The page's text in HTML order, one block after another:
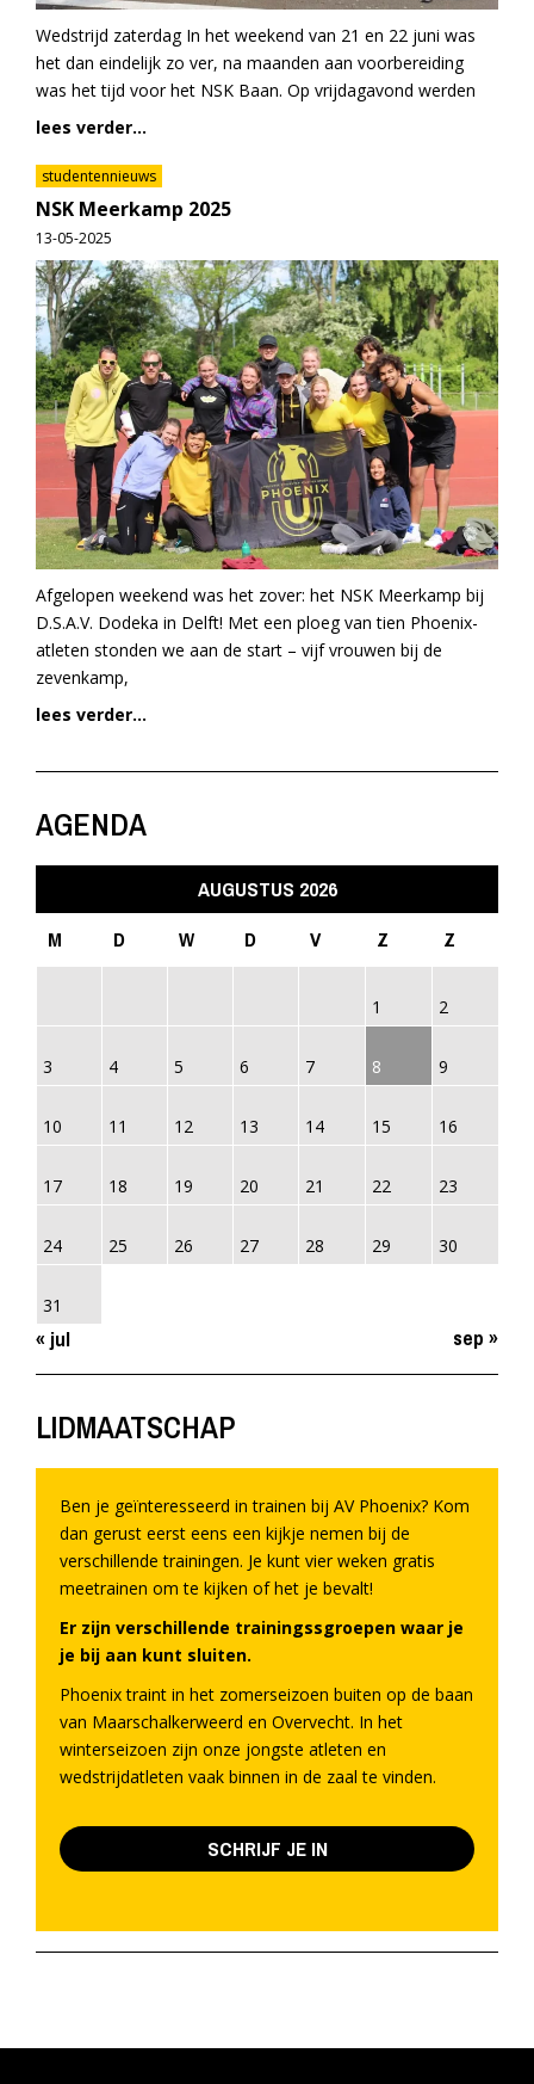
Wedstrijd zaterdag In het weekend van 21 en 22 juni was
het dan eindelijk zo ver, na maanden aan voorbereiding
was het tijd voor het NSK Baan. Op vrijdagavond werden
lees verder...
studentennieuws
NSK Meerkamp 2025
13-05-2025
Afgelopen weekend was het zover: het NSK Meerkamp bij
D.S.A.V. Dodeka in Delft! Met een ploeg van tien Phoenix-
atleten stonden we aan de start – vijf vrouwen bij de
zevenkamp,
lees verder...
AGENDA
AUGUSTUS 2026
M
D W D V Z Z
1 2
3 4 5 6 7 8 9
10 11 12 13 14 15 16
17 18 19 20 21 22 23
24 25 26 27 28 29 30
31
« jul sep »
LIDMAATSCHAP
Ben je geïnteresseerd in trainen bij AV Phoenix? Kom
dan gerust eerst eens een kijkje nemen bij de
verschillende trainingen. Je kunt vier weken gratis
meetrainen om te kijken of het je bevalt!
Er zijn verschillende trainingssgroepen waar je
je bij aan kunt sluiten.
Phoenix traint in het zomerseizoen buiten op de baan
van Maarschalkerweerd en Overvecht. In het
winterseizoen zijn onze jongste atleten en
wedstrijdatleten vaak binnen in de zaal te vinden.
SCHRIJF JE IN